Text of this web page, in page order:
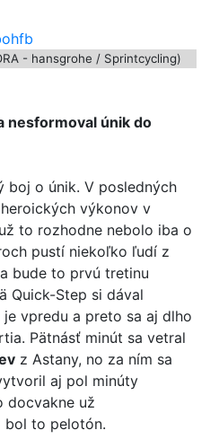
- hansgrohe / Sprintcycling)
nesformoval únik do
boj o únik. V posledných
výkonov v
to rozhodne nebolo iba o
pustí niekoľko ľudí z
bude to prvú tretinu
Quick-Step si dával
vpredu a preto sa aj dlho
Pätnásť minút sa vetral
z Astany, no za ním sa
aj pol minúty
docvakne už
bol to pelotón.